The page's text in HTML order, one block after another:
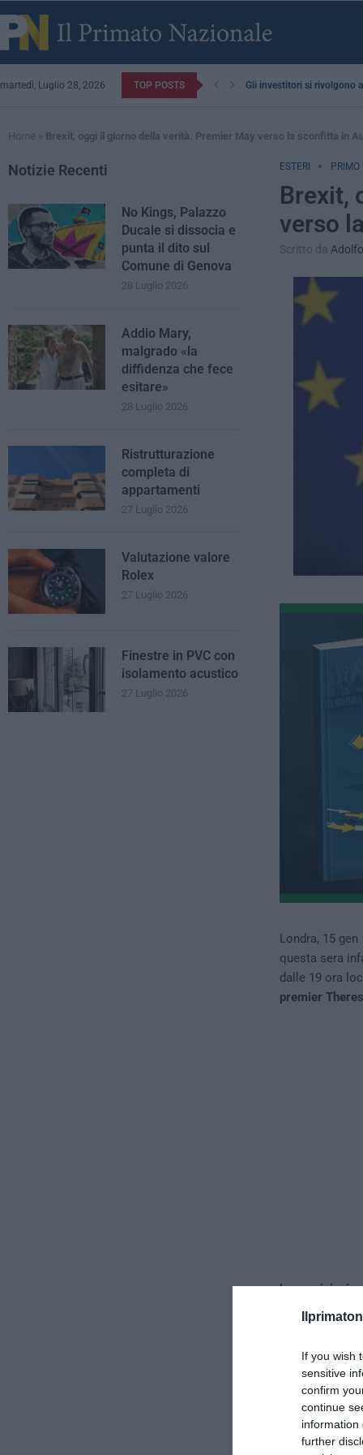
If you wish
sensitive
confirm
continue
information
further
martedì, Luglio 28, 2026 TOP POSTS Gli investitori si rivolgono
Home » Brexit, oggi il giorno della verità. Premier May verso la sconfitta in
ESTERI
Brexit,
verso
Scritto da
Londra, 15
questa sera
dalle 19 ora
premier
Le previsioni
hanno
Secondo il
Notizie Recenti
No Kings, Palazzo
Ducale si dissocia e
punta il dito sul
Comune di Genova
28 Luglio 2026
Addio Mary,
malgrado «la
diffidenza che fece
esitare»
28 Luglio 2026
Ristrutturazione
completa di
appartamenti
27 Luglio 2026
Valutazione valore
Rolex
27 Luglio 2026
Finestre in PVC con
isolamento acustico
27 Luglio 2026